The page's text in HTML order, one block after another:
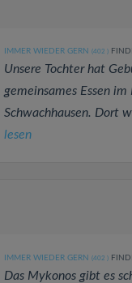
IMMER WIEDER GERN (402 )
Unsere Tochter hat
gemeinsames Essen
Schwachhausen. Dort
lesen
IMMER WIEDER GERN (402 )
Das Mykonos gibt es